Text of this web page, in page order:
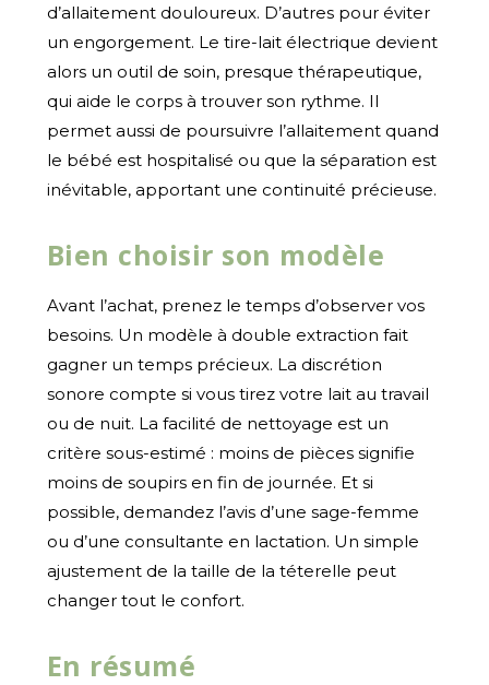
d’allaitement douloureux. D’autres pour éviter
un engorgement. Le tire-lait électrique devient
alors un outil de soin, presque thérapeutique,
qui aide le corps à trouver son rythme. Il
permet aussi de poursuivre l’allaitement quand
le bébé est hospitalisé ou que la séparation est
inévitable, apportant une continuité précieuse.
Bien choisir son modèle
Avant l’achat, prenez le temps d’observer vos
besoins. Un modèle à double extraction fait
gagner un temps précieux. La discrétion
sonore compte si vous tirez votre lait au travail
ou de nuit. La facilité de nettoyage est un
critère sous-estimé : moins de pièces signifie
moins de soupirs en fin de journée. Et si
possible, demandez l’avis d’une sage-femme
ou d’une consultante en lactation. Un simple
ajustement de la taille de la téterelle peut
changer tout le confort.
En résumé